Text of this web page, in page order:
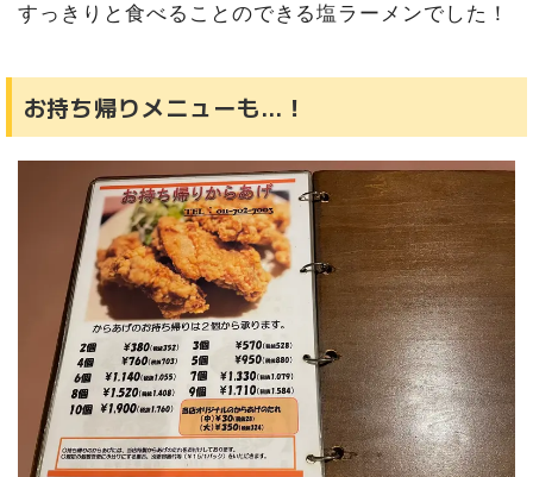
すっきりと食べることのできる塩ラーメンでした！
お持ち帰りメニューも…！